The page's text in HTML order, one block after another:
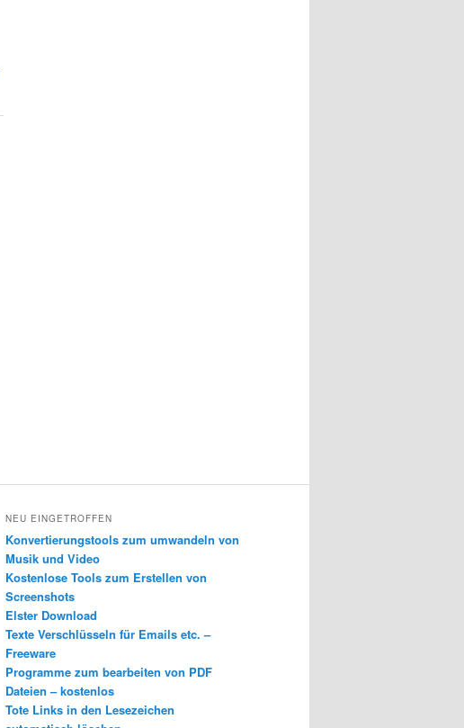
NEU EINGETROFFEN
Konvertierungstools zum umwandeln von
Musik und Video
Kostenlose Tools zum Erstellen von
Screenshots
Elster Download
Texte Verschlüsseln für Emails etc. –
Freeware
Programme zum bearbeiten von PDF
Dateien – kostenlos
Tote Links in den Lesezeichen